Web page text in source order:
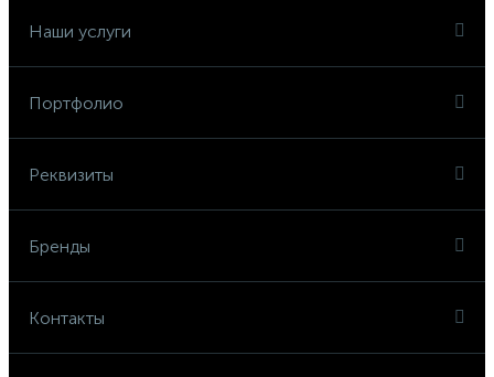
Наши услуги
Портфолио
Реквизиты
Бренды
Контакты